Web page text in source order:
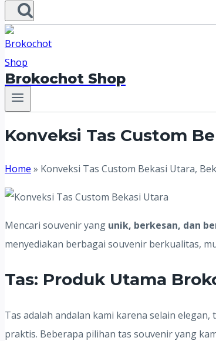
Brokochot Shop
Konveksi Tas Custom
Home » Konveksi Tas Custom Bekasi Utara,
Mencari souvenir yang unik, berkesan, dan
menyediakan berbagai souvenir berkualitas,
Tas: Produk Utama
Tas adalah andalan kami karena selain elegan,
praktis. Beberapa pilihan tas souvenir yang